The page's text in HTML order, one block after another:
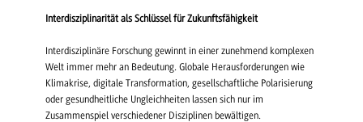
Interdisziplinarität als Schlüssel für Zukunftsfähigkeit
Interdisziplinäre Forschung gewinnt in einer zunehmend komplexen
Welt immer mehr an Bedeutung. Globale Herausforderungen wie
Klimakrise, digitale Transformation, gesellschaftliche Polarisierung
oder gesundheitliche Ungleichheiten lassen sich nur im
Zusammenspiel verschiedener Disziplinen bewältigen.